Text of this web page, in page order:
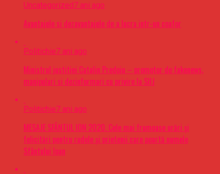
Uncategorized7 ani ago
Avantajele si dezavantajele de a lucra intr-un coafor
Politichie7 ani ago
Ministrul justitiei Catalin Predoiu – promotor de fakenews,
manipulari si dezinformari cu privire la SIIJ
Politichie7 ani ago
MESAJE SFÂNTUL ION 2020. Cele mai frumoase urări şi
felicitări pentru rudele şi prietenii care poartă numele
Sfântului Ioan